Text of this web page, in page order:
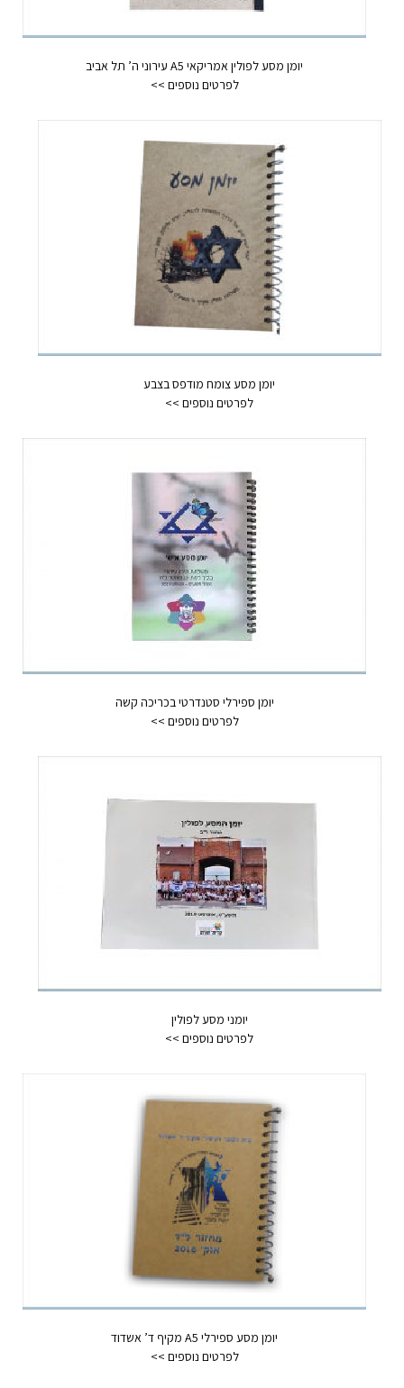
יומן מסע לפולין אמריקאי A5 עירוני ה’ תל אביב
יומן מסע צומח מודפס בצבע
יומן ספירלי סטנדרטי בכריכה קשה
יומני מסע לפולין
יומן מסע ספירלי A5 מקיף ד’ אשדוד